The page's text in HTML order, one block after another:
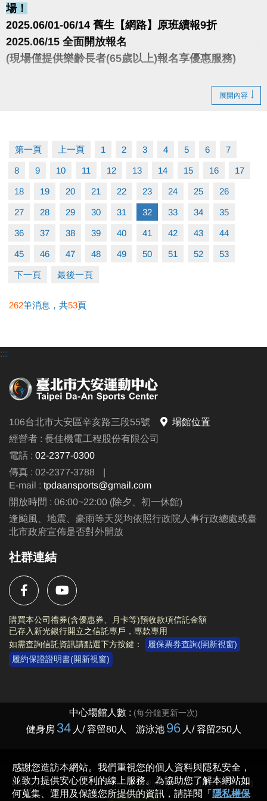
場！
2025.06/01-06/14 舊生【網路】原班續報9折
2025.06/15 全面開放報名
(現場僅提供樂齡長者(65歲以上)報名享優惠服務)
大安有APP囉!可以報名課程喔~
長佳Sports+ APP傳送門⬇
APPLEhttps://reurl.cc/y60bN8
課程程下載傳送門↓
https://reurl.cc/vQjo4L
•開課之課程不再另行通知，教室依現場公告為主。
‧泳池分機 105
‧課務/場務分機 103、104
‧體適能分機 107
展開內容
第一頁 上一頁 1 2 3 4 5 6 7
8 9 10 11 12 13 14 15 16 17
18 19 20 21 22 23 24 25 26
27 28 29 30 31 32 33 34 35
36 37 38 39 40 41 42 43 44
45 46 47 48 49 50 51 52 53
下一頁 最後一頁
262筆消息，共53頁
:::
106台北市大安區辛亥路三段55號
場館位置
經營者 : 長佳機電工程股份有限公司
電話 : 02-2377-0300
傳真 : 02-2377-3788
E-mail : tpdaansports@gmail.com
開放時間 : 06:00~22:00 (除夕、初一休館)
逢颱風、地震、豪雨等天災均依照行政院人事行政總處或臺
北市政府宣佈是否對外開放
社群連結
購買本公司禮券(含優惠券、月卡等)預收款項信託金額
已存入新光銀行開立之信託專戶，專款專用
如需查詢信託資訊請點選下方按鍵：
履保票券查詢(開新視窗)
履約保證證明書(開新視窗)
Copyright © 2023 臺北市大安運動中心 All rights reserved.